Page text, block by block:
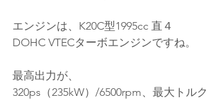
エンジンは、K20C型1995cc 直４
DOHC VTECターボエンジンですね。
最高出力が、
320ps（235kW）/6500rpm、最大トルク